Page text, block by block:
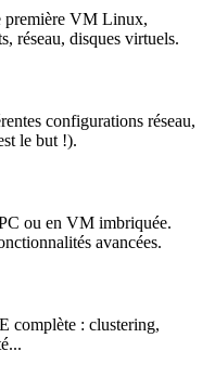
première VM Linux,
réseau, disques virtuels.
configurations réseau,
le but !).
ou en VM imbriquée.
avancées.
complète : clustering,